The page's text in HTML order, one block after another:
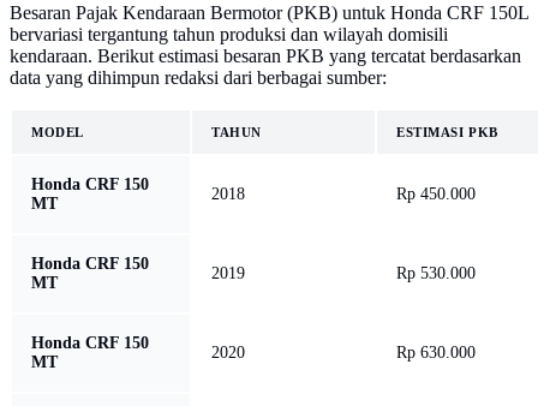
Besaran Pajak Kendaraan Bermotor (PKB) untuk Honda CRF 150L
bervariasi tergantung tahun produksi dan wilayah domisili
kendaraan. Berikut estimasi besaran PKB yang tercatat berdasarkan
data yang dihimpun redaksi dari berbagai sumber:
MODEL TAHUN ESTIMASI PKB
Honda CRF 150
MT
2018 Rp 450.000
Honda CRF 150
MT
2019 Rp 530.000
Honda CRF 150
MT
2020 Rp 630.000